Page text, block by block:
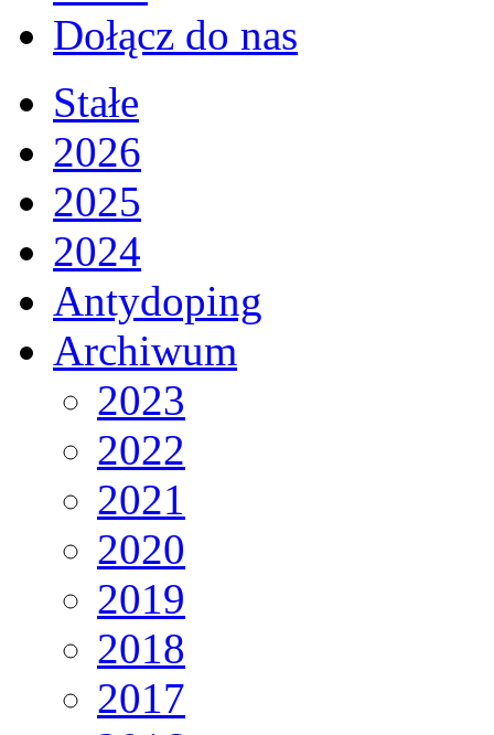
Dołącz do nas
Stałe
2026
2025
2024
Antydoping
Archiwum
2023
2022
2021
2020
2019
2018
2017